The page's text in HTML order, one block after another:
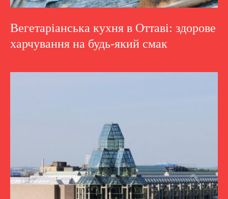
Вегетаріанська кухня в Оттаві: здорове
харчування на будь-який смак